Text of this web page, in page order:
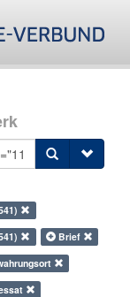
Brief